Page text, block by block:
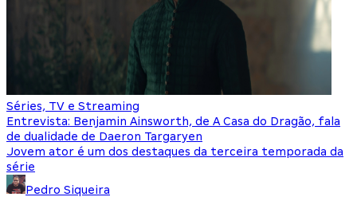
Séries, TV e Streaming
Entrevista: Benjamin Ainsworth, de A Casa do Dragão, fala
de dualidade de Daeron Targaryen
Jovem ator é um dos destaques da terceira temporada da
série
Pedro Siqueira